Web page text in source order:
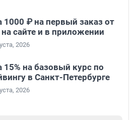
1000 ₽ на первый заказ от
сайте и в приложении
2026
15% на базовый курс по
в Санкт-Петербурге
2026